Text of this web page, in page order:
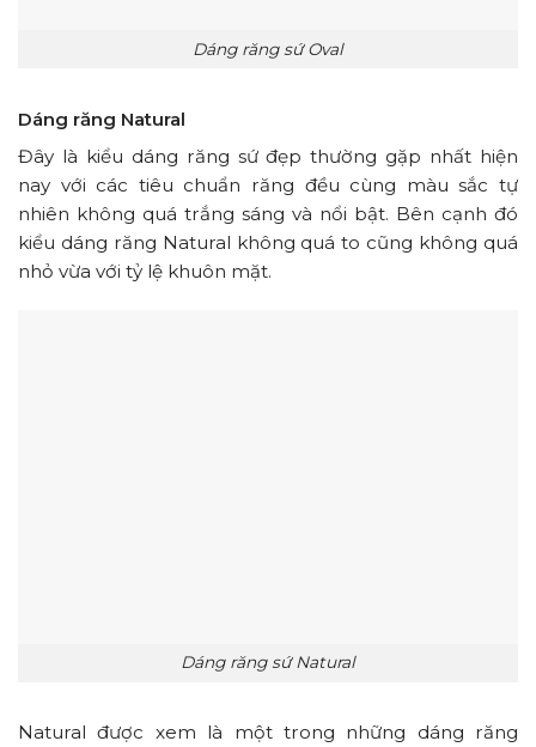
Dáng răng sứ Oval
Dáng răng Natural
Đây là kiểu dáng răng sứ đẹp thường gặp nhất hiện
nay với các tiêu chuẩn răng đều cùng màu sắc tự
nhiên không quá trắng sáng và nổi bật. Bên cạnh đó
kiểu dáng răng Natural không quá to cũng không quá
nhỏ vừa với tỷ lệ khuôn mặt.
Dáng răng sứ Natural
Natural được xem là một trong những dáng răng